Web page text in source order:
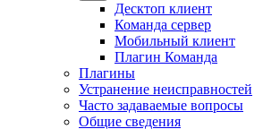
Десктоп клиент
Команда сервер
Мобильный клиент
Плагин Команда
Плагины
Устранение неисправностей
Часто задаваемые вопросы
Общие сведения